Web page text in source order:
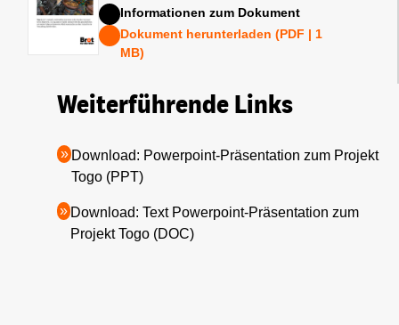
Informationen zum Dokument
Dokument herunterladen (PDF | 1
MB)
Weiterführende Links
Download: Powerpoint-Präsentation zum Projekt
Togo (PPT)
Download: Text Powerpoint-Präsentation zum
Projekt Togo (DOC)